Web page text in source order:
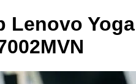
Lenovo Yoga